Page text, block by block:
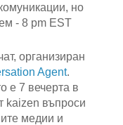
но
- 8 pm ЕST
организиран
Agent.
е 7 вечерта в
kaizen въпроси
медии и